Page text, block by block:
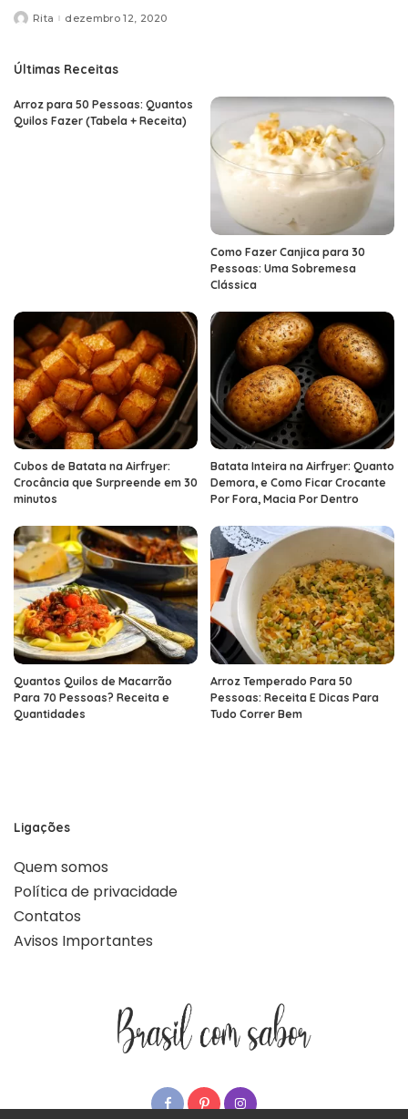
Posted
Rita dezembro 12, 2020
Últimas Receitas
Arroz para 50 Pessoas: Quantos
Quilos Fazer (Tabela + Receita)
Como Fazer Canjica para 30
Pessoas: Uma Sobremesa
Clássica
Cubos de Batata na Airfryer:
Crocância que Surpreende em 30
minutos
Batata Inteira na Airfryer: Quanto
Demora, e Como Ficar Crocante
Por Fora, Macia Por Dentro
Quantos Quilos de Macarrão
Para 70 Pessoas? Receita e
Quantidades
Arroz Temperado Para 50
Pessoas: Receita E Dicas Para
Tudo Correr Bem
Ligações
Quem somos
Política de privacidade
Contatos
Avisos Importantes